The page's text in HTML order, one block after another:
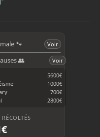
🐾 Voir
👥
Voir
5600€
1000€
700€
2800€